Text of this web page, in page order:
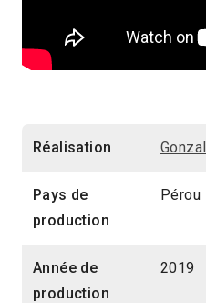
Réalisation
Pays de
production
Pérou
Année de
production
2019